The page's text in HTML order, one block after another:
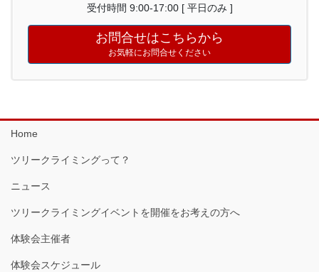
受付時間 9:00-17:00 [ 平日のみ ]
お問合せはこちらから
お気軽にお問合せください
Home
ツリークライミングって？
ニュース
ツリークライミングイベントを開催をお考えの方へ
体験会主催者
体験会スケジュール